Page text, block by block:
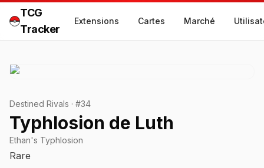
TCG
Tracker
Extensions Cartes Marché
Destined Rivals · #34
Typhlosion de Luth
Ethan's Typhlosion
Rare